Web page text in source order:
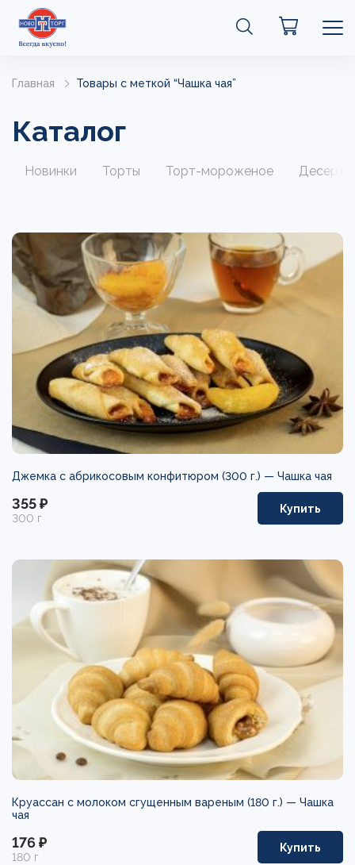
Главная Товары с меткой “Чашка чая”
Каталог
Новинки Торты Торт-мороженое Десерты
Джемка с абрикосовым конфитюром (300 г.) — Чашка чая
355 ₽
300 г
Купить
Круассан с молоком сгущенным вареным (180 г.) — Чашка
чая
176 ₽
180 г
Купить